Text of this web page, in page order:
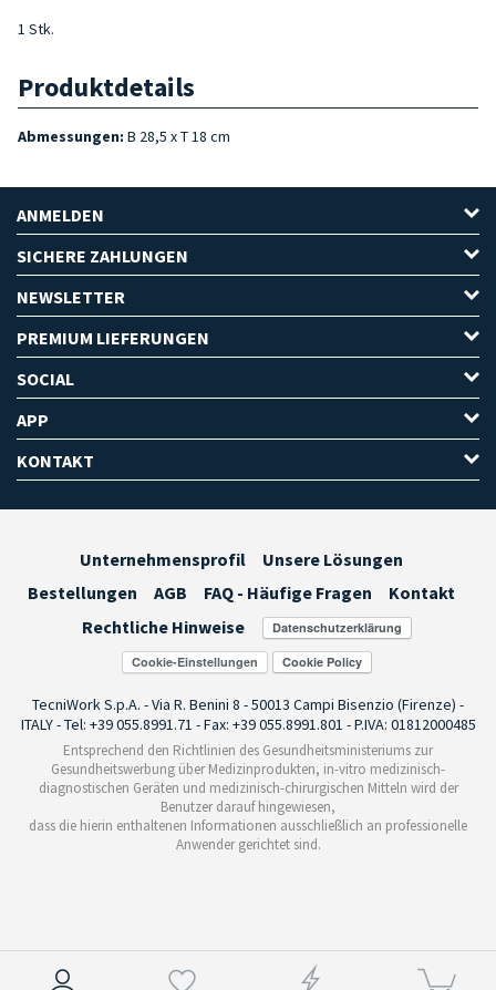
1 Stk.
Produktdetails
Abmessungen: B 28,5 x T 18 cm
ANMELDEN
SICHERE ZAHLUNGEN
NEWSLETTER
PREMIUM LIEFERUNGEN
SOCIAL
APP
KONTAKT
Unternehmensprofil
Unsere Lösungen
Bestellungen
AGB FAQ - Häufige Fragen
Kontakt
Rechtliche Hinweise
Cookie-Einstellungen
TecniWork S.p.A. - Via R. Benini 8 - 50013 Campi Bisenzio (Firenze) -
ITALY - Tel: +39 055.8991.71 - Fax: +39 055.8991.801 - P.IVA: 01812000485
Entsprechend den Richtlinien des Gesundheitsministeriums zur
Gesundheitswerbung über Medizinprodukten, in-vitro medizinisch-
diagnostischen Geräten und medizinisch-chirurgischen Mitteln wird der
Benutzer darauf hingewiesen,
dass die hierin enthaltenen Informationen ausschließlich an professionelle
Anwender gerichtet sind.